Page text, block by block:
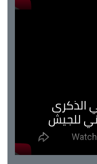
الذكرى
للجيش